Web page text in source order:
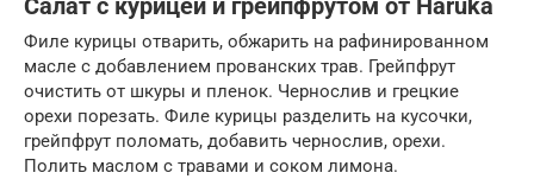
Салат с курицей и грейпфрутом от Haruka
Филе курицы отварить, обжарить на рафинированном
масле с добавлением прованских трав. Грейпфрут
очистить от шкуры и пленок. Чернослив и грецкие
орехи порезать. Филе курицы разделить на кусочки,
грейпфрут поломать, добавить чернослив, орехи.
Полить маслом с травами и соком лимона.